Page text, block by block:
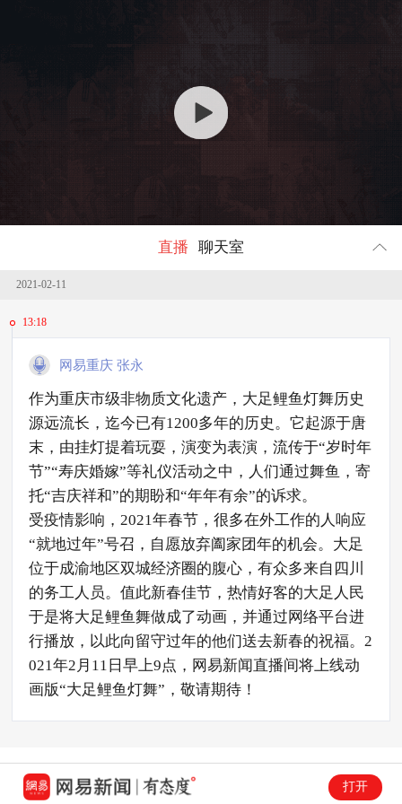
直播 聊天室
2021-02-11
13:18
网易重庆 张永
作为重庆市级非物质文化遗产，大足鲤鱼灯舞历史
源远流长，迄今已有1200多年的历史。它起源于唐
末，由挂灯提着玩耍，演变为表演，流传于“岁时年
节”“寿庆婚嫁”等礼仪活动之中，人们通过舞鱼，寄
托“吉庆祥和”的期盼和“年年有余”的诉求。
受疫情影响，2021年春节，很多在外工作的人响应
“就地过年”号召，自愿放弃阖家团年的机会。大足
位于成渝地区双城经济圈的腹心，有众多来自四川
的务工人员。值此新春佳节，热情好客的大足人民
于是将大足鲤鱼舞做成了动画，并通过网络平台进
行播放，以此向留守过年的他们送去新春的祝福。2
021年2月11日早上9点，网易新闻直播间将上线动
画版“大足鲤鱼灯舞”，敬请期待！
打开